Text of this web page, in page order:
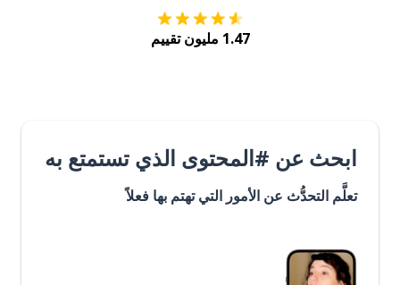
1.47 مليون تقييم
ابحث عن #المحتوى الذي تستمتع به
تعلَّم التحدُّث عن الأمور التي تهتم بها فعلاً